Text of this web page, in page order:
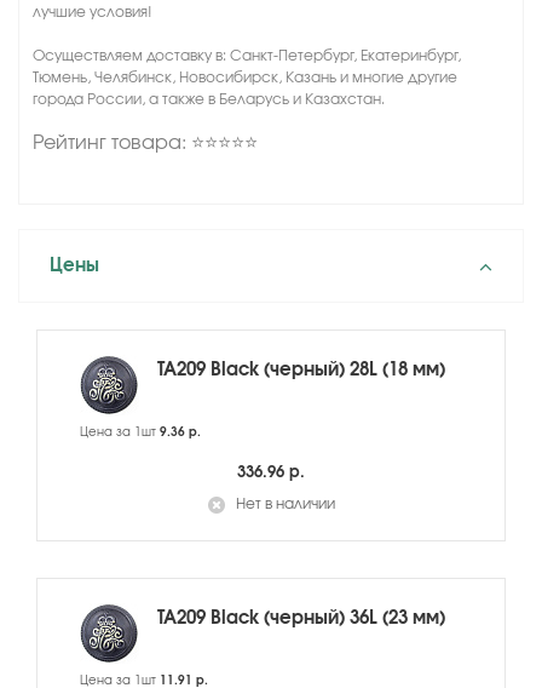
лучшие условия!
Осуществляем доставку в: Санкт-Петербург, Екатеринбург,
Тюмень, Челябинск, Новосибирск, Казань и многие другие
города России, а также в Беларусь и Казахстан.
Рейтинг товара: ⭐⭐⭐⭐⭐
Цены
TA209 Black (черный) 28L (18 мм)
Цена за 1шт 9.36 р.
336.96 р.
Нет в наличии
TA209 Black (черный) 36L (23 мм)
Цена за 1шт 11.91 р.